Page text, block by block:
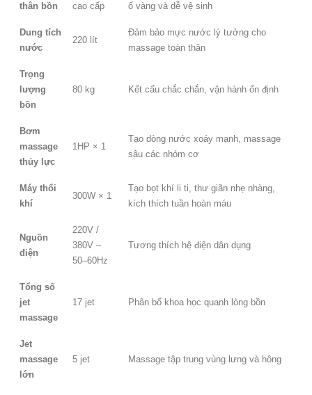
thân bồn
cao cấp
ố vàng và dễ vệ sinh
Dung tích
nước
220 lít
Đảm bảo mực nước lý tưởng cho
massage toàn thân
Trọng
lượng
bồn
80 kg Kết cấu chắc chắn, vận hành ổn định
Bơm
massage
thủy lực
1HP × 1
Tạo dòng nước xoáy mạnh, massage
sâu các nhóm cơ
Máy thổi
khí
300W × 1
Tạo bọt khí li ti, thư giãn nhẹ nhàng,
kích thích tuần hoàn máu
Nguồn
điện
220V /
380V –
50–60Hz
Tương thích hệ điện dân dụng
Tổng số
jet
massage
17 jet Phân bổ khoa học quanh lòng bồn
Jet
massage
lớn
5 jet Massage tập trung vùng lưng và hông